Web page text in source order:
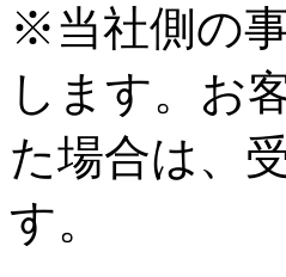
※当社側の
します。お
た場合は、
す。